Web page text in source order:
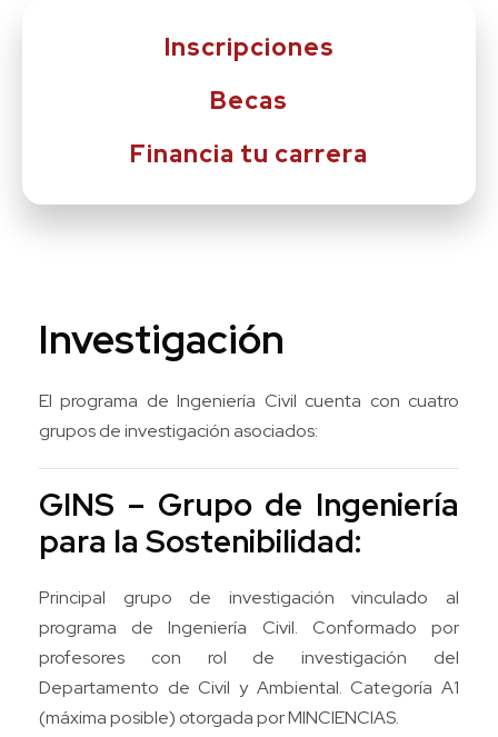
Inscripciones
Becas
Financia tu carrera
Investigación
El programa de Ingeniería Civil cuenta con cuatro
grupos de investigación asociados:
GINS – Grupo de Ingeniería
para la Sostenibilidad:
Principal grupo de investigación vinculado al
programa de Ingeniería Civil. Conformado por
profesores con rol de investigación del
Departamento de Civil y Ambiental. Categoría A1
(máxima posible) otorgada por MINCIENCIAS.